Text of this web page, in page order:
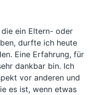
ein Eltern- oder
durfte ich heute
Eine Erfahrung, für
dankbar bin. Ich
vor anderen und
es ist, wenn etwas